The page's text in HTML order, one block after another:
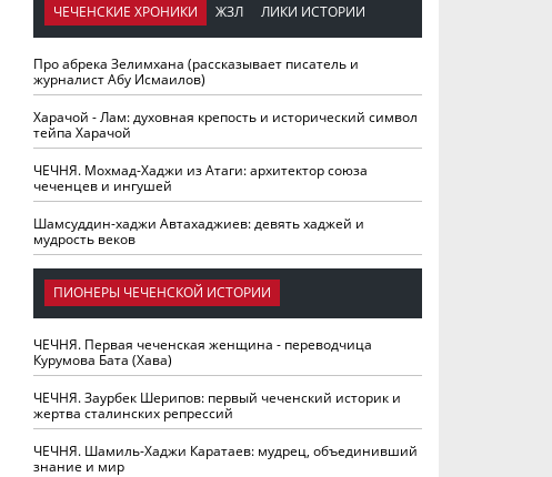
ЧЕЧЕНСКИЕ ХРОНИКИ ЖЗЛ ЛИКИ ИСТОРИИ
Про абрека Зелимхана (рассказывает писатель и
журналист Абу Исмаилов)
Харачой - Лам: духовная крепость и исторический символ
тейпа Харачой
ЧЕЧНЯ. Мохмад-Хаджи из Атаги: архитектор союза
чеченцев и ингушей
Шамсуддин-хаджи Автахаджиев: девять хаджей и
мудрость веков
ПИОНЕРЫ ЧЕЧЕНСКОЙ ИСТОРИИ
ЧЕЧНЯ. Первая чеченская женщина - переводчица
Курумова Бата (Хава)
ЧЕЧНЯ. Заурбек Шерипов: первый чеченский историк и
жертва сталинских репрессий
ЧЕЧНЯ. Шамиль-Хаджи Каратаев: мудрец, объединивший
знание и мир